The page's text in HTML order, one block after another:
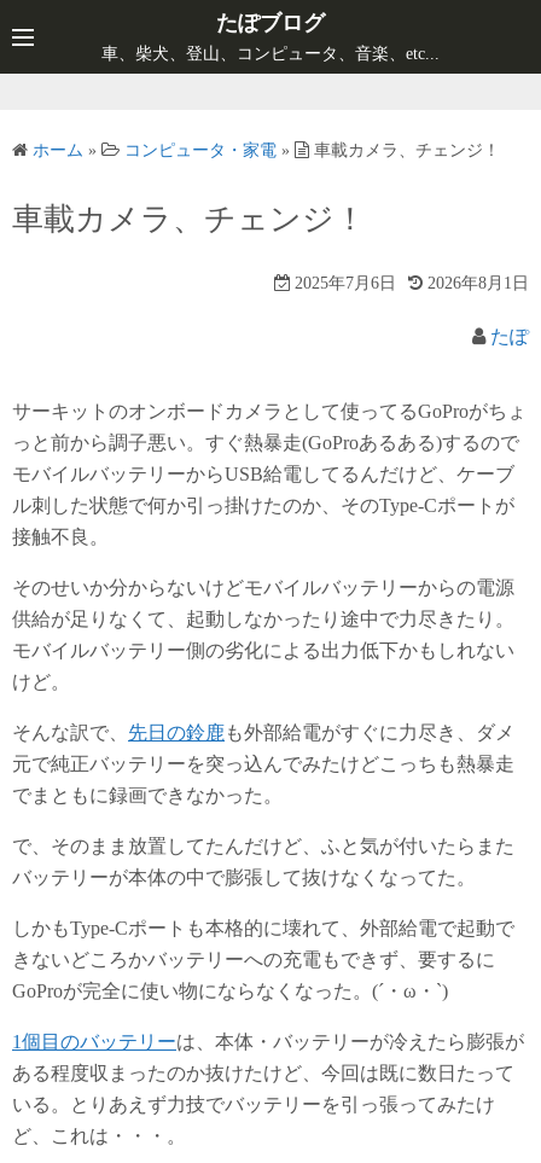
ン
テ
キ
たぽブログ
車、柴犬、登山、コンピュータ、音楽、etc...
ホーム » コンピュータ・家電 » 車載カメラ、チェンジ！
車載カメラ、チェンジ！
2025年7月6日 2026年8月1日
たぽ
サーキットのオンボードカメラとして使ってるGoProがちょ
っと前から調子悪い。すぐ熱暴走(GoProあるある)するので
モバイルバッテリーからUSB給電してるんだけど、ケーブ
ル刺した状態で何か引っ掛けたのか、そのType-Cポートが
接触不良。
そのせいか分からないけどモバイルバッテリーからの電源
供給が足りなくて、起動しなかったり途中で力尽きたり。
モバイルバッテリー側の劣化による出力低下かもしれない
けど。
そんな訳で、 先日の鈴鹿も外部給電がすぐに力尽き、ダメ
元で純正バッテリーを突っ込んでみたけどこっちも熱暴走
でまともに録画できなかった。
で、そのまま放置してたんだけど、ふと気が付いたらまた
バッテリーが本体の中で膨張して抜けなくなってた。
しかもType-Cポートも本格的に壊れて、外部給電で起動で
きないどころかバッテリーへの充電もできず、要するに
GoProが完全に使い物にならなくなった。(´・ω・`)
1個目のバッテリーは、本体・バッテリーが冷えたら膨張が
ある程度収まったのか抜けたけど、今回は既に数日たって
いる。とりあえず力技でバッテリーを引っ張ってみたけ
ど、これは・・・。